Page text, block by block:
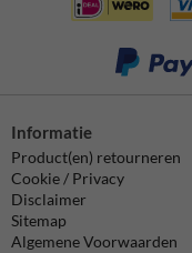
Informatie
Product(en) retourneren
Cookie / Privacy
Disclaimer
Sitemap
Algemene Voorwaarden